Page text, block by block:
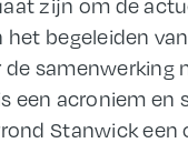
zijn om de
begeleiden
een acroniem en
Stanwick